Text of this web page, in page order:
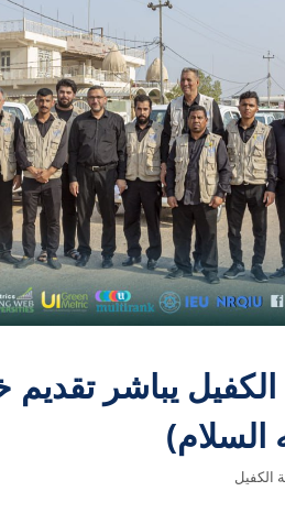
يباشر تقديم
السلام)
الكفيل